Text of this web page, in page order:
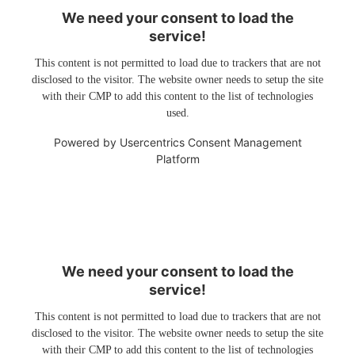
We need your consent to load the
service!
This content is not permitted to load due to trackers that are not
disclosed to the visitor. The website owner needs to setup the site
with their CMP to add this content to the list of technologies
used.
Powered by Usercentrics Consent Management
Platform
We need your consent to load the
service!
This content is not permitted to load due to trackers that are not
disclosed to the visitor. The website owner needs to setup the site
with their CMP to add this content to the list of technologies